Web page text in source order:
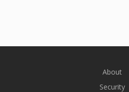
About
Security